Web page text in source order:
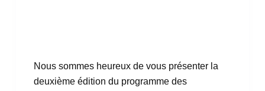
Nous sommes heureux de vous présenter la
deuxième édition du programme des